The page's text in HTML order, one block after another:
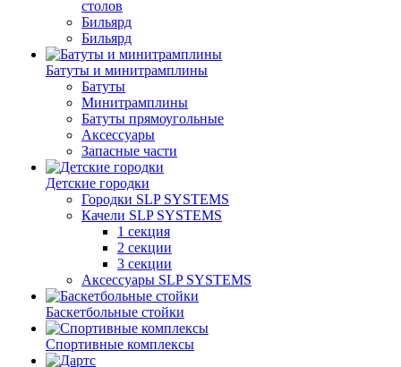
столов
Бильяpд
Бильяpд
Батуты и минитрамплины
Батуты
Минитрамплины
Батуты прямоугольные
Аксессуары
Запасные части
Детские городки
Городки SLP SYSTEMS
Качели SLP SYSTEMS
1 секция
2 секции
3 секции
Аксессуары SLP SYSTEMS
Баскетбольные стойки
Спортивные комплексы